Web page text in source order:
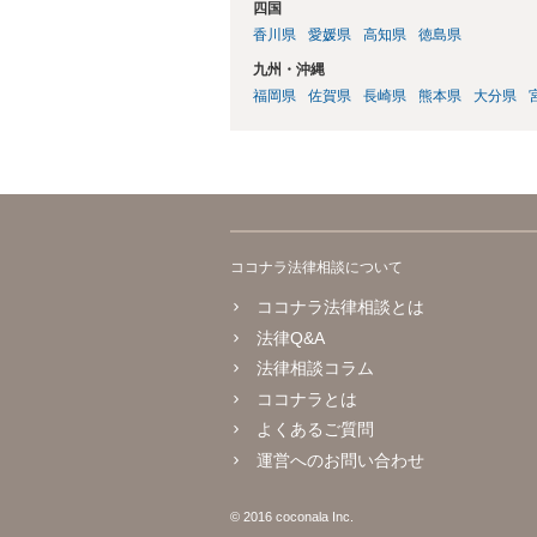
四国
香川県
愛媛県 高知県 徳島県
九州・沖縄
福岡県
佐賀県 長崎県 熊本県 大分県
ココナラ法律相談について
ココナラ法律相談とは
法律Q&A
法律相談コラム
ココナラとは
よくあるご質問
運営へのお問い合わせ
© 2016 coconala Inc.